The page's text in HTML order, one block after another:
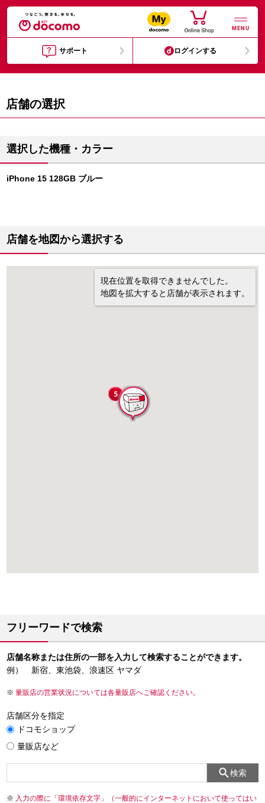
MENU
サポート ログインする
店舗の選択
選択した機種・カラー
iPhone 15 128GB ブルー
店舗を地図から選択する
現在位置を取得できませんでした。
地図を拡大すると店舗が表示されます。
フリーワードで検索
店舗名称または住所の一部を入力して検索することができます。
例） 新宿、東池袋、浪速区 ヤマダ
量販店の営業状況については各量販店へご確認ください。
店舗区分を指定
ドコモショップ
量販店など
検索
入力の際に「環境依存文字」（一般的にインターネットにおいて使ってはい